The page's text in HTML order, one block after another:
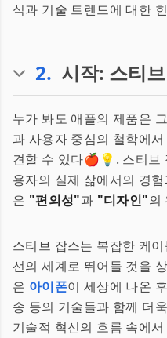
식과 기술 트렌드에 대한
2. 시작: 스티
누가 봐도 애플의 제품은
과 사용자 중심의 철학에서
견할 수 있다🍎💡. 스티브
용자의 실제 삶에서의 경
은 "편의성"과 "디자인"의
스티브 잡스는 복잡한 케
선의 세계로 뛰어들 것을
은 아이폰이 세상에 나온
송 등의 기술들과 함께 더
기술적 혁신의 흐름 속에